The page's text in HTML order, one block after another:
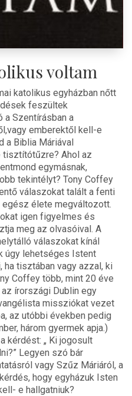
voltam
katolikus egyházban nőtt
feszültek
a Szentírásban a
emberektől kell-e
a Biblia Máriával
tisztítótűzre? Ahol az
egymásnak,
tekintélyt? Tony Coffey
válaszokat talált a fenti
egész élete megváltozott.
igen figyelmes és
meg az olvasóival. A
válaszokat kínál
úgy lehetséges Istent
ha tisztában vagy azzal, ki
Coffey több, mint 20 éve
írországi Dublin egy
missziókat vezet
az utóbbi években pedig
három gyermek apja.)
kérdést: „ Ki jogosult
Legyen szó bár
vagy Szűz Máriáról, a
hogy egyházuk Isten
e hallgatniuk?